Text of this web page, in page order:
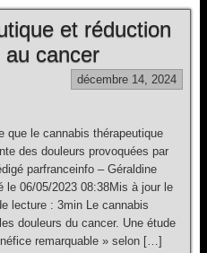
et réduction
au cancer
décembre 14, 2024
que le cannabis thérapeutique
des douleurs provoquées par
parfranceinfo – Géraldine
le 06/05/2023 08:38Mis à jour le
lecture : 3min Le cannabis
douleurs du cancer. Une étude
remarquable » selon […]